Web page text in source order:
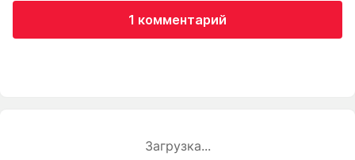
1 комментарий
Загрузка...